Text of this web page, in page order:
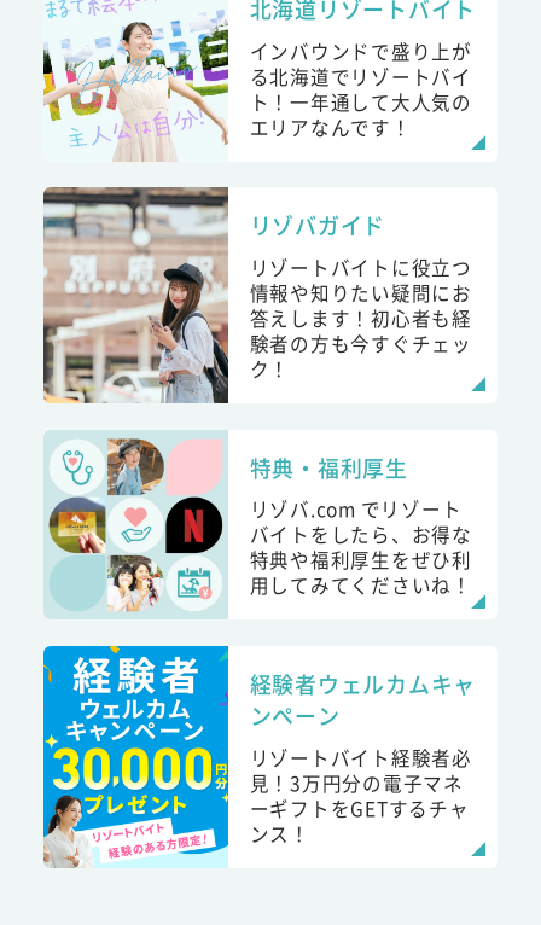
北海道リゾートバイト
インバウンドで盛り上が
る北海道でリゾートバイ
ト！一年通して大人気の
エリアなんです！
リゾバガイド
リゾートバイトに役立つ
情報や知りたい疑問にお
答えします！初心者も経
験者の方も今すぐチェッ
ク！
特典・福利厚生
リゾバ.com でリゾート
バイトをしたら、お得な
特典や福利厚生をぜひ利
用してみてくださいね！
経験者ウェルカムキャ
ンペーン
リゾートバイト経験者必
見！3万円分の電子マネ
ーギフトをGETするチャ
ンス！